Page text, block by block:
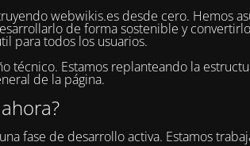
webwikis.es desde cero. Hemos
de forma sostenible y
para todos los usuarios.
técnico. Estamos replanteando la
de la página.
fase de desarrollo activa. Estamos